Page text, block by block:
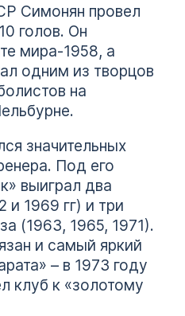
Симонян провел
голов. Он
мира-1958, а
одним из творцов
на
значительных
Под его
выиграл два
1969 гг) и три
(1963, 1965, 1971).
и самый яркий
– в 1973 году
клуб к «золотому